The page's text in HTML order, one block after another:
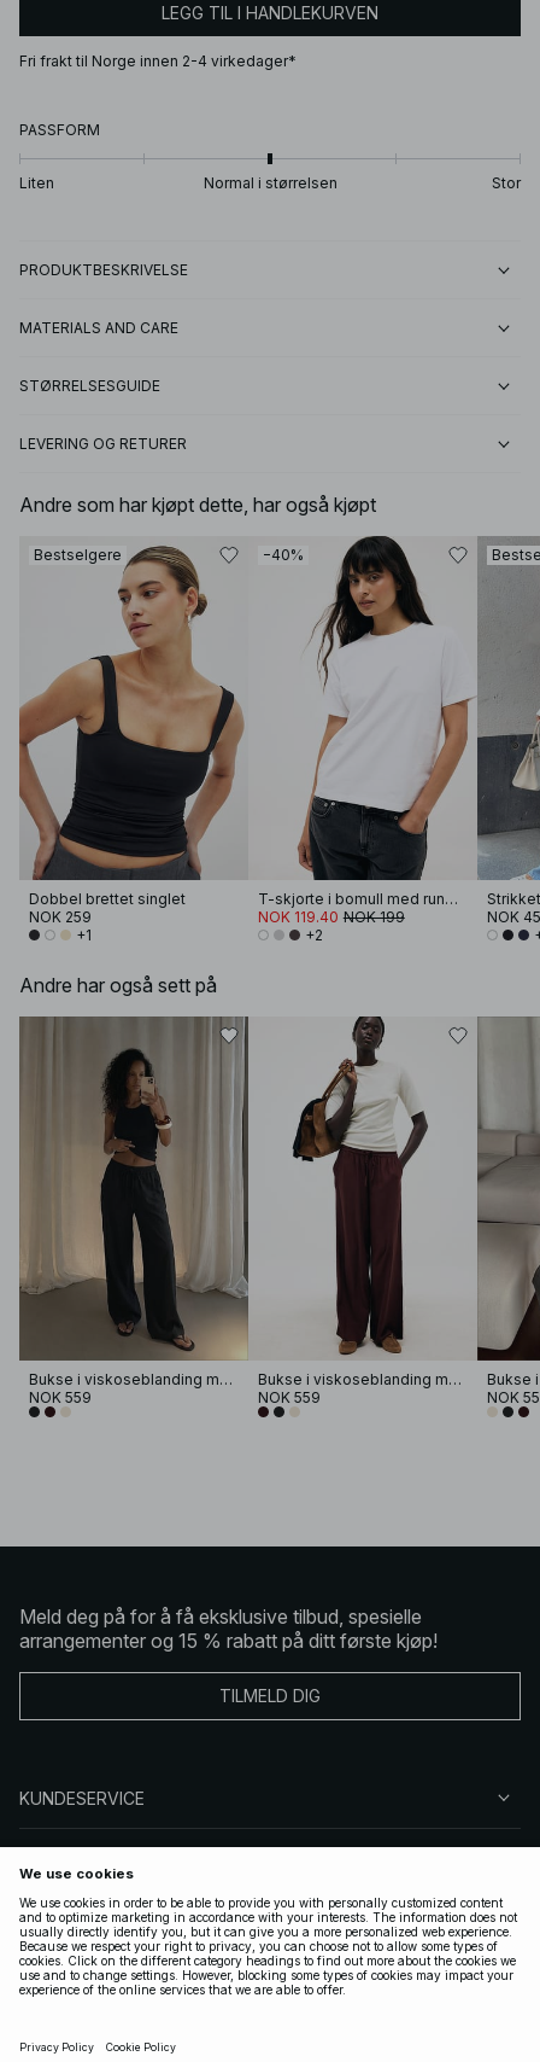
LEGG TIL I HANDLEKURVEN
Fri frakt til Norge innen 2-4 virkedager*
PASSFORM
Liten Normal i størrelsen Stor
PRODUKTBESKRIVELSE
MATERIALS AND CARE
STØRRELSESGUIDE
LEVERING OG RETURER
Andre som har kjøpt dette, har også kjøpt
Bestselgere
Dobbel brettet singlet
NOK 259
+1
−40%
T-skjorte i bomull med rund hals
NOK 119.40 NOK 199
+2
NOK
Andre har også sett på
Bukse i viskoseblanding med vid passform og middels liv
NOK 559
Bukse i viskoseblanding med vid passform og middels liv
NOK 559
NOK
Meld deg på for å få eksklusive tilbud, spesielle
arrangementer og 15 % rabatt på ditt første kjøp!
TILMELD DIG
KUNDESERVICE
FØLG OSS
LOVLIG